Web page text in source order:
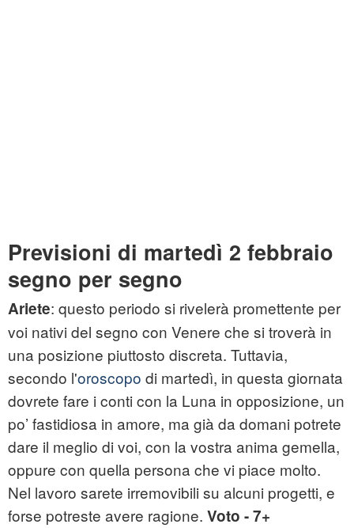
Previsioni di martedì 2 febbraio
segno per segno
Ariete: questo periodo si rivelerà promettente per
voi nativi del segno con Venere che si troverà in
una posizione piuttosto discreta. Tuttavia,
secondo l'oroscopo di martedì, in questa giornata
dovrete fare i conti con la Luna in opposizione, un
po’ fastidiosa in amore, ma già da domani potrete
dare il meglio di voi, con la vostra anima gemella,
oppure con quella persona che vi piace molto.
Nel lavoro sarete irremovibili su alcuni progetti, e
forse potreste avere ragione. Voto - 7+